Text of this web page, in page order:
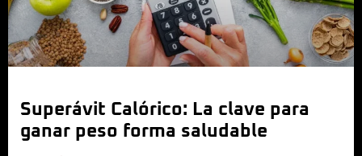
Superávit Calórico: La clave para
ganar peso forma saludable